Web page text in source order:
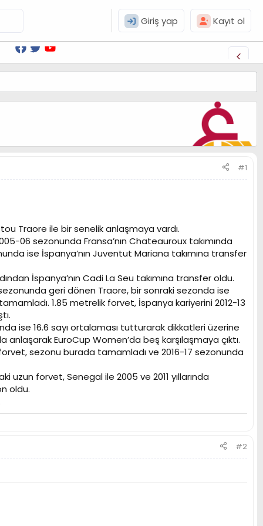
Giriş yap Kayıt ol
#1
Traore ile bir senelik anlaşmaya vardı.
06 sezonunda Fransa’nın Chateauroux takımında
ise İspanya’nın Juventut Mariana takımına transfer
İspanya’nın Cadi La Seu takımına transfer oldu.
geri dönen Traore, bir sonraki sezonda ise
1.85 metrelik forvet, İspanya kariyerini 2012-13
ise 16.6 sayı ortalaması tutturarak dikkatleri üzerine
EuroCup Women’da beş karşılaşmaya çıktı.
sezonu burada tamamladı ve 2016-17 sezonunda
uzun forvet, Senegal ile 2005 ve 2011 yıllarında
oldu.
#2